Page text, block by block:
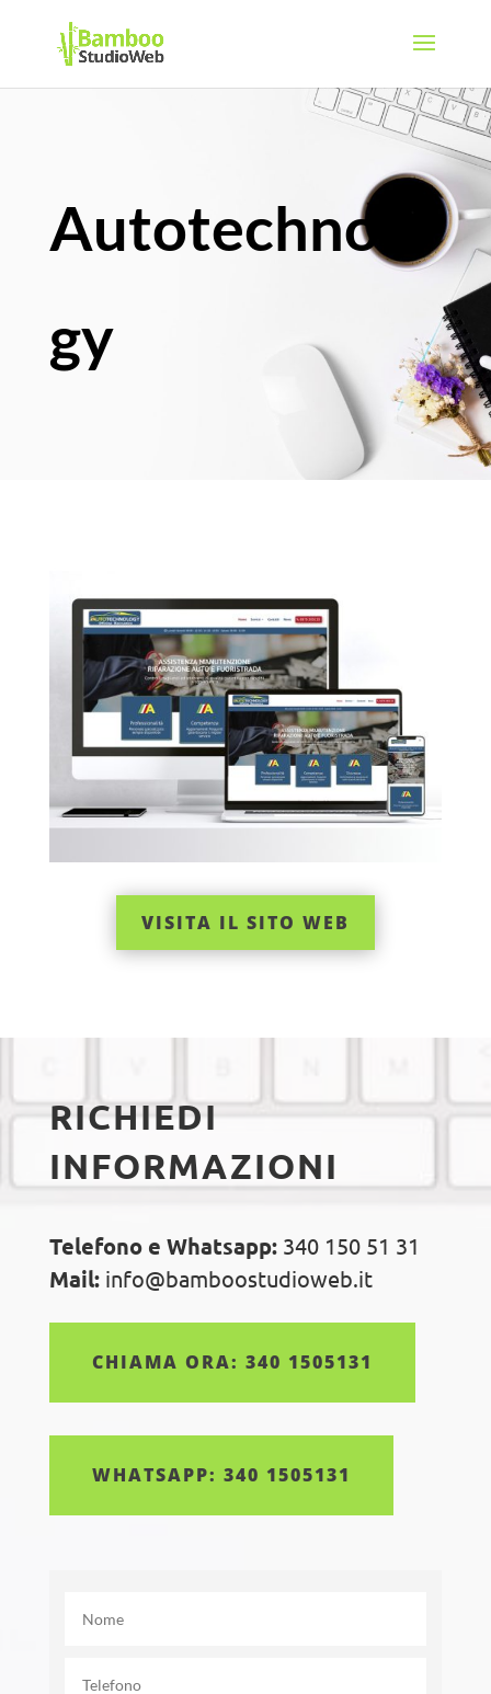
Autotechnolo
gy
VISITA IL SITO WEB
RICHIEDI
INFORMAZIONI
Telefono e Whatsapp:340 150 51 31
Mail:info@bamboostudioweb.it
CHIAMA ORA: 340 1505131
WHATSAPP: 340 1505131